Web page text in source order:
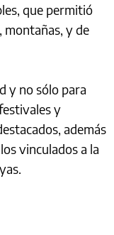
que permitió
montañas, y de
y no sólo para
y
además
vinculados a la